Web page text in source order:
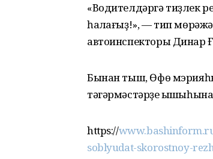
«Водителдәргә тиҙлек
һаҡлағыҙ!», — тип
автоинспекторы Динар
Бынан тыш, Өфө
тәгәрмәстәрҙе
https://
soblyudat-skorostnoy-